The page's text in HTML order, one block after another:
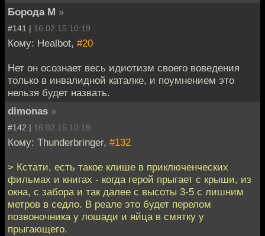
Борода М »
#141 | 16.02.15 10:19
Кому: Healbot, #20
Нет он осознает весь идиотизм своего воведения
только в инвалидной каталке, и поумнением это
нельзя будет назвать.
dimonas »
#142 | 16.02.15 10:19
Кому: Thunderbringer, #132
> Кстати, есть такое клише в приключенческих
фильмах и книгах - когда герой прыгает с крыши, из
окна, с забора и так далее с высоты 3-5 с лишним
метров в седло. В реале это будет перелом
позвоночника у лошади и яйца в смятку у
прыгающего.